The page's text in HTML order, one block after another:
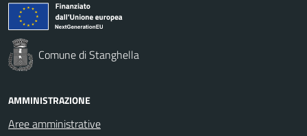
Comune di Stanghella
AMMINISTRAZIONE
Aree amministrative